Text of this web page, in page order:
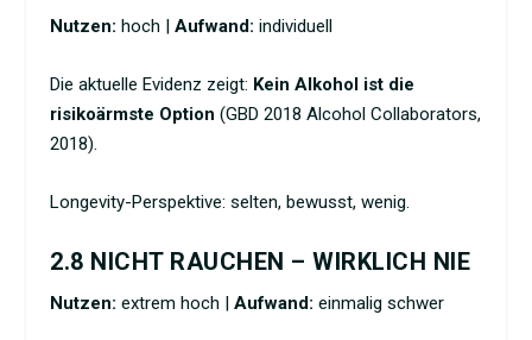
Nutzen: hoch |Aufwand: individuell
Die aktuelle Evidenz zeigt: Kein Alkohol ist die
risikoärmste Option (GBD 2018 Alcohol Collaborators,
2018).
Longevity-Perspektive: selten, bewusst, wenig.
2.8 NICHT RAUCHEN – WIRKLICH NIE
Nutzen: extrem hoch |Aufwand: einmalig schwer